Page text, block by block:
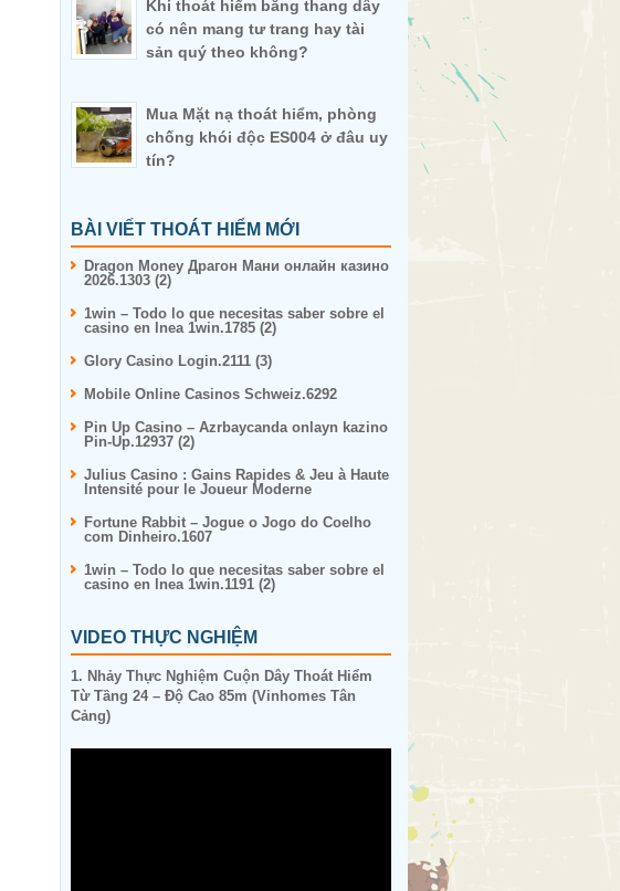
Khi thoát hiểm bằng thang dây
có nên mang tư trang hay tài
sản quý theo không?
Mua Mặt nạ thoát hiểm, phòng
chống khói độc ES004 ở đâu uy
tín?
BÀI VIẾT THOÁT HIỂM MỚI
Dragon Money Драгон Мани онлайн казино
2026.1303 (2)
1win – Todo lo que necesitas saber sobre el
casino en lnea 1win.1785 (2)
Glory Casino Login.2111 (3)
Mobile Online Casinos Schweiz.6292
Pin Up Casino – Azrbaycanda onlayn kazino
Pin-Up.12937 (2)
Julius Casino : Gains Rapides & Jeu à Haute
Intensité pour le Joueur Moderne
Fortune Rabbit – Jogue o Jogo do Coelho
com Dinheiro.1607
1win – Todo lo que necesitas saber sobre el
casino en lnea 1win.1191 (2)
VIDEO THỰC NGHIỆM
1. Nhảy Thực Nghiệm Cuộn Dây Thoát Hiểm
Từ Tầng 24 – Độ Cao 85m (Vinhomes Tân
Cảng)